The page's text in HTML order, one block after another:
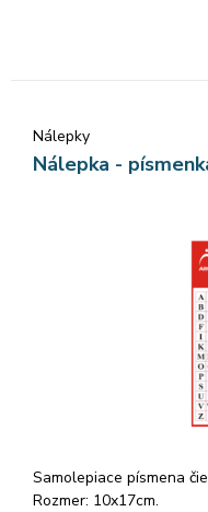
Nálepky
Nálepka -
Samolepiace písmena
Rozmer: 10x17cm.